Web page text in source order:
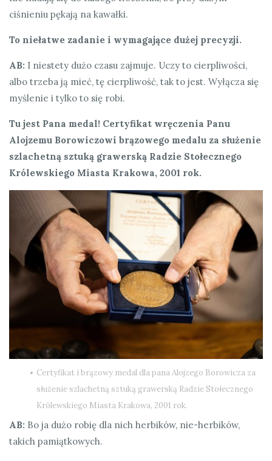
ciśnieniu pękają na kawałki.
To niełatwe zadanie i wymagające dużej precyzji.
AB: I niestety dużo czasu zajmuje. Uczy to cierpliwości,
albo trzeba ją mieć, tę cierpliwość, tak to jest. Wyłącza się
myślenie i tylko to się robi.
Tu jest Pana medal! Certyfikat wręczenia Panu
Alojzemu Borowiczowi brązowego medalu za służenie
szlachetną sztuką grawerską Radzie Stołecznego
Królewskiego Miasta Krakowa, 2001 rok.
Certyfikat i brązowy medal dla pana Alojzego Borowicza za
służenie szlachetną sztuką grawerską Radzie Stołecznego
Królewskiego Miasta Krakowa, 2001 rok.
AB: Bo ja dużo robię dla nich herbików, nie-herbików,
takich pamiątkowych.